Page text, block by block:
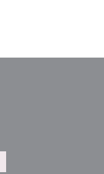
in a new window))
((opens in a new window))